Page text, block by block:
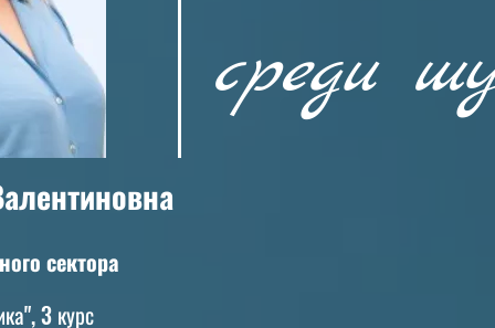
среди
сектора
3 курс